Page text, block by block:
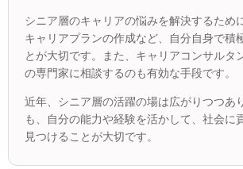
シニア層のキャリアの悩みを解決するため
キャリアプランの作成など、自分自身で積
とが大切です。また、キャリアコンサルタ
の専門家に相談するのも有効な手段です。
近年、シニア層の活躍の場は広がりつつあ
も、自分の能力や経験を活かして、社会に
見つけることが大切です。